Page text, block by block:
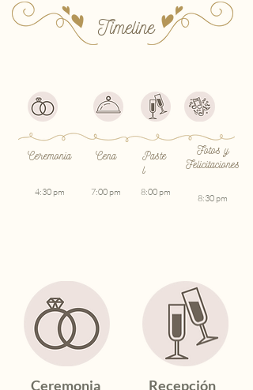
Timeline
Ceremonia
4:30 pm
Cena
7:00 pm
Paste
l
8:00 pm
Fotos y
Felicitaciones
8:30 pm
Ceremonia Recepción